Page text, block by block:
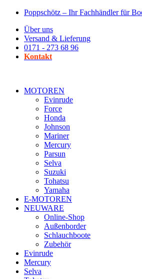
Zum
wechseln
Poppschötz – Ihr Fachhändler für
Über uns
Versand & Lieferung
0171 - 273 68 96
Kontakt
MOTOREN
Evinrude
Force
Honda
Johnson
Mariner
Mercury
Parsun
Selva
Suzuki
Tohatsu
Yamaha
E-MOTOREN
NEUWARE
Online-Shop
Außenborder
Schlauchboote
Zubehör
Evinrude
Mercury
Selva